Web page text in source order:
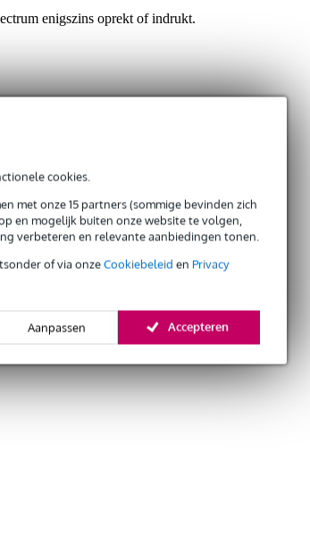
cookies.
met onze 15 partners (sommige bevinden zich
en mogelijk buiten onze website te volgen,
verbeteren en relevante aanbiedingen tonen.
of via onzeCookiebeleid en Privacy
Aanpassen Accepteren
enigszins oprekt of indrukt.